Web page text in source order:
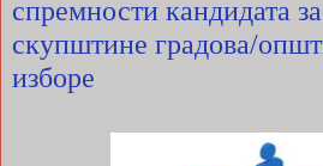
спремности кандидата
скупштине градова/
изборе